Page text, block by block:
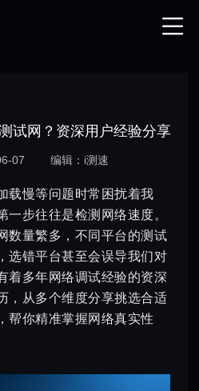
试网？资深用户经验分享
07 编辑：i测速
载慢等问题时常困扰着我
一步往往是检测网络速度。
数量繁多，不同平台的测试
选错平台甚至会误导我们对
着多年网络调试经验的资深
，从多个维度分享挑选合适
帮你精准掌握网络真实性